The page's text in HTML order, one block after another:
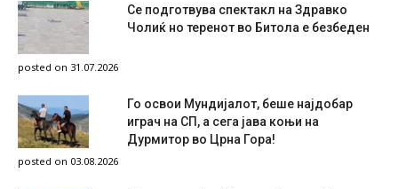
Се подготвува спектакл на Здравко
Чолиќ но теренот во Битола е безбеден
posted on 31.07.2026
Го освои Мундијалот, беше најдобар
играч на СП, а сега јава коњи на
Дурмитор во Црна Гора!
posted on 03.08.2026